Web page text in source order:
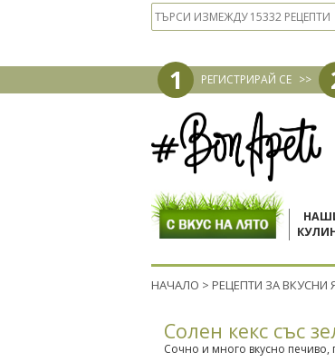
1 РЕГИСТРИРАЙ СЕ >>
НАЧАЛО > РЕЦЕПТИ ЗА ВКУСНИ
Солен кекс със
Сочно и много вкусно